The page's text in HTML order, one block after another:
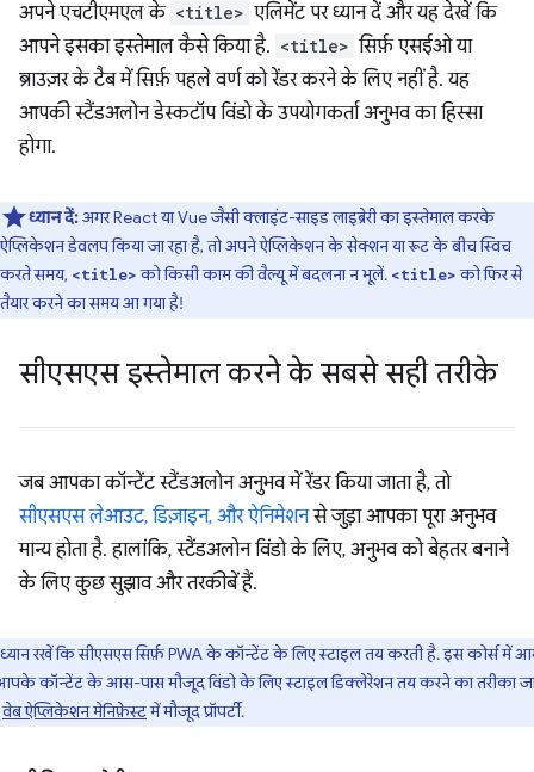
अपने एचटीएमएल के <title> एलिमेंट पर ध्यान दें और यह देखें कि
आपने इसका इस्तेमाल कैसे किया है. <title> सिर्फ़ एसईओ या
ब्राउज़र के टैब में सिर्फ़ पहले वर्ण को रेंडर करने के लिए नहीं है. यह
आपकी स्टैंडअलोन डेस्कटॉप विंडो के उपयोगकर्ता अनुभव का हिस्सा
होगा.
ध्यान दें:अगर React या Vue जैसी क्लाइंट-साइड लाइब्रेरी का इस्तेमाल करके
ऐप्लिकेशन डेवलप किया जा रहा है, तो अपने ऐप्लिकेशन के सेक्शन या रूट के बीच स्विच
करते समय, <title>को किसी काम की वैल्यू में बदलना न भूलें. <title>को फिर से
तैयार करने का समय आ गया है!
सीएसएस इस्तेमाल करने के सबसे सही तरीके
जब आपका कॉन्टेंट स्टैंडअलोन अनुभव में रेंडर किया जाता है, तो
सीएसएस लेआउट, डिज़ाइन, और ऐनिमेशनसे जुड़ा आपका पूरा अनुभव
मान्य होता है. हालांकि, स्टैंडअलोन विंडो के लिए, अनुभव को बेहतर बनाने
के लिए कुछ सुझाव और तरकीबें हैं.
ध्यान रखें कि सीएसएस सिर्फ़ PWA के कॉन्टेंट के लिए स्टाइल तय करती है. इस कोर्स में
कॉन्टेंट के आस-पास मौजूद विंडो के लिए स्टाइल डिक्लेरेशन तय करने का तरीका
वेब ऐप्लिकेशन मेनिफ़ेस्टमें मौजूद प्रॉपर्टी.